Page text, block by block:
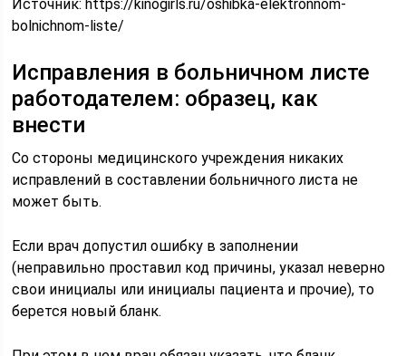
Источник: https://kinogirls.ru/oshibka-elektronnom-
bolnichnom-liste/
Исправления в больничном листе
работодателем: образец, как
внести
Со стороны медицинского учреждения никаких
исправлений в составлении больничного листа не
может быть.
Если врач допустил ошибку в заполнении
(неправильно проставил код причины, указал неверно
свои инициалы или инициалы пациента и прочие), то
берется новый бланк.